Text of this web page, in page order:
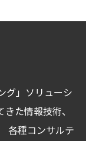
グ」ソリューシ
た情報技術、
各種コンサルテ